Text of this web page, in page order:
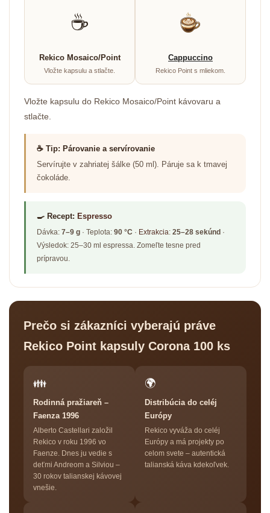
☕
Rekico Mosaico/Point
Vložte kapsulu a stlačte.
Cappuccino
Rekico Point s mliekom.
Vložte kapsulu do Rekico Mosaico/Point kávovaru a
stlačte.
☕ Tip: Párovanie a servírovanie
Servírujte v zahriatej šálke (50 ml). Páruje sa k tmavej
čokoláde.
🍳 Recept: Espresso
Dávka: 7–9 g · Teplota: 90 °C · Extrakcia: 25–28 sekúnd ·
Výsledok: 25–30 ml espressa. Zomeľte tesne pred
prípravou.
Prečo si zákazníci vyberajú práve
Rekico Point kapsuly Corona 100 ks
👪
Rodinná pražiareň –
Faenza 1996
Alberto Castellari založil
Rekico v roku 1996 vo
Faenze. Dnes ju vedie s
deťmi Andreom a Silviou –
30 rokov talianskej kávovej
vnešie.
🌍
Distribúcia do celéj
Európy
Rekico vyváža do celéj
Európy a má projekty po
celom svete – autentická
talianská káva kdekoľvek.